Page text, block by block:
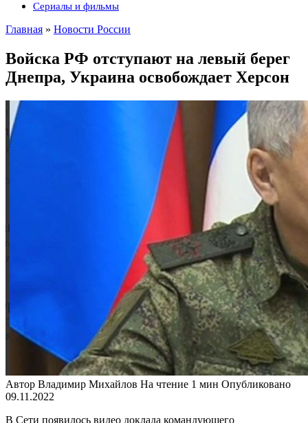
Сериалы и фильмы
Главная » Новости России
Войска РФ отступают на левый берег
Днепра, Украина освобождает Херсон
Автор Владимир Михайлов На чтение 1 мин Опубликовано
09.11.2022
В Сети появилось видео доклада командующего